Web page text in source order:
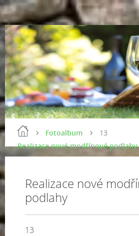
Fotoalbum
Realizace nové modřínové podlahy
13
Realizace nové
podlahy
13